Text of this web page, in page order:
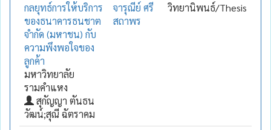
กลยุทธ์การให้บริการ
ของธนาคารธนชาต
จำกัด (มหาชน) กับ
ความพึงพอใจของ
ลูกค้า
มหาวิทยาลัย
รามคำแหง
สุกัญญา ตันธน
วัฒน์;สุณี ฉัตราคม
จารุณีย์ ศรี
สถาพร
วิทยานิพนธ์/Thesis